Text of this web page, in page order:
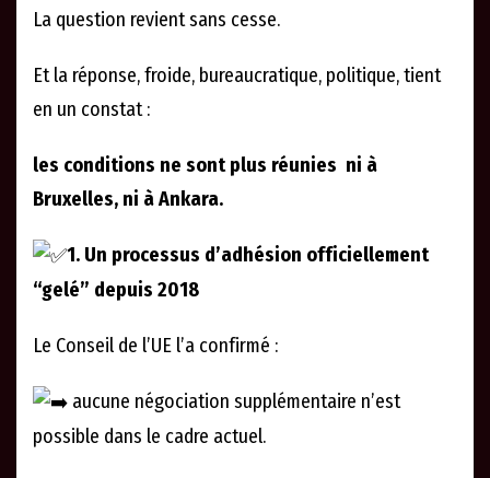
La question revient sans cesse.
Et la réponse, froide, bureaucratique, politique, tient
en un constat :
les conditions ne sont plus réunies ni à
Bruxelles, ni à Ankara.
1. Un processus d’adhésion officiellement
“gelé” depuis 2018
Le Conseil de l’UE l’a confirmé :
aucune négociation supplémentaire n’est
possible dans le cadre actuel.